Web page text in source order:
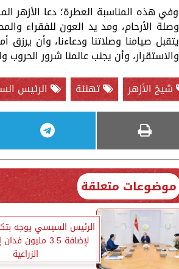
وفي هذه المناسبة العطرة؛ دعا الأزهر
وصلة الأرحام، ومد يد العون للفقراء
يتقبل صيامنا وصلاتنا ودعاءنا، وأن يرزق
والاستقرار، وأن يجنب عالمنا شرور الحروب
شيخ الأزهر
تهنئة الرئيس
موضوعات متعلقة
الرئيس السيسي يوجه
لإضافة 3.5 مليون
الزراعية